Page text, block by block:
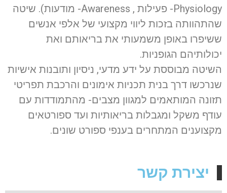
Physiology- פעילות , Awareness- מודעות). שיטה
שהתהוותה בזכות ליווי מקצועי של אלפי אנשים
ששיפרו באופן משמעותי את בריאותם ואת
יכולותיהם הגופניות.
השיטה מבוססת על ידע מדעי, ניסיון ותובנות אישיות
שנרכשו דרך בנית תכניות אימונים והרכבת תפריטי
תזונה המותאמים למגוון מצבים- מהתמודדות עם
עודף משקל ומגבלות בריאותיות ועד ספורטאים
מקצוענים המתחרים בענפי ספורט שונים.
יצירת קשר